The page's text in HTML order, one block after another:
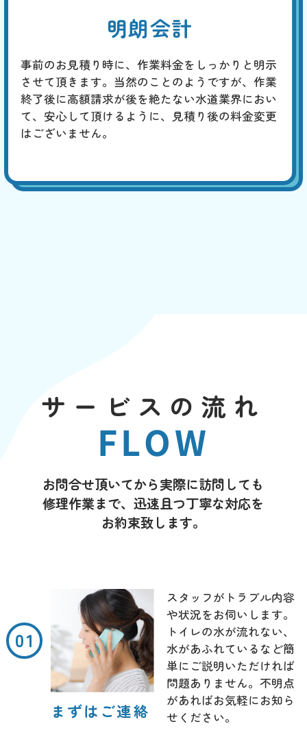
明朗会計
事前のお見積り時に、作業料金をしっかりと明示
させて頂きます。当然のことのようですが、作業
終了後に高額請求が後を絶たない水道業界におい
て、安心して頂けるように、見積り後の料金変更
はございません。
サービスの流れ
FLOW
お問合せ頂いてから実際に訪問しても
修理作業まで、迅速且つ丁寧な対応を
お約束致します。
まずはご連絡
スタッフがトラブル内容
や状況をお伺いします。
トイレの水が流れない、
水があふれているなど簡
単にご説明いただければ
問題ありません。不明点
があればお気軽にお知ら
せください。